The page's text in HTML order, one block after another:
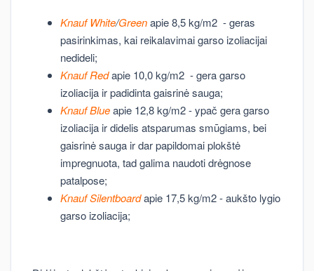
Knauf White/Greenapie 8,5 kg/m2 - geras
pasirinkimas, kai reikalavimai garso izoliacijai
nedideli;
Knauf Redapie 10,0 kg/m2 - gera garso
izoliacija ir padidinta gaisrinė sauga;
Knauf Blueapie 12,8 kg/m2 - ypač gera garso
izoliacija ir didelis atsparumas smūgiams, bei
gaisrinė sauga ir dar papildomai plokštė
impregnuota, tad galima naudoti drėgnose
patalpose;
Knauf Silentboardapie 17,5 kg/m2 - aukšto lygio
garso izoliacija;